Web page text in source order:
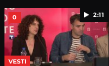
2:11
0
VESTI